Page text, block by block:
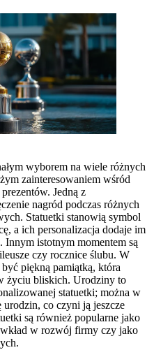
wyborem na wiele różnych
zainteresowaniem wśród
Jedną z
nagród podczas różnych
Statuetki stanowią symbol
a ich personalizacja dodaje im
istotnym momentem są
czy rocznice ślubu. W
piękną pamiątką, która
życiu bliskich. Urodziny to
statuetki; można w
co czyni ją jeszcze
są również popularne jako
w rozwój firmy czy jako